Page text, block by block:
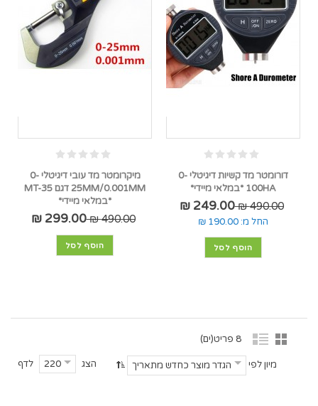
דורומטר מד קשיות דיגיטלי 0-
100HA *במלאי מיידי*
490.00 ₪
249.00 ₪
החל מ: 190.00 ₪
הוסף לסל
מיקרומטר מד עובי דיגיטלי 0-
25MM/0.001MM דגם MT-35
*במלאי מיידי*
490.00 ₪
299.00 ₪
הוסף לסל
8 פריט(ים)
הצג 220 לדף מיון לפי הגדר מוצר כחדש מתאריך